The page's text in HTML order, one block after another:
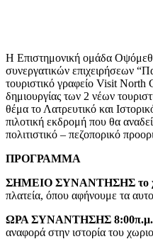
Η Επιστημονική ομάδα
συνεργατικών επιχειρήσεων
τουριστικό γραφείο Visit North
δημιουργίας των 2 νέων
θέμα το Λατρευτικό και
πιλοτική εκδρομή που θα
πολιτιστικό – πεζοπορικό
ΠΡΟΓΡΑΜΜΑ
ΣΗΜΕΙΟ ΣΥΝΑΝΤΗΣΗΣ το
πλατεία, όπου αφήνουμε τα
ΩΡΑ ΣΥΝΑΝΤΗΣΗΣ 8:00π.μ.
αναφορά στην ιστορία του